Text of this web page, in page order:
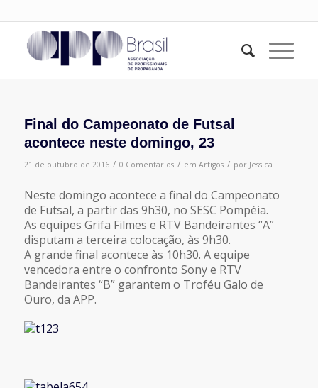
Final do Campeonato de Futsal
acontece neste domingo, 23
21 de outubro de 2016 / 0 Comentários / em Artigos / por Jessica
Neste domingo acontece a final do Campeonato
de Futsal, a partir das 9h30, no SESC Pompéia.
As equipes Grifa Filmes e RTV Bandeirantes “A”
disputam a terceira colocação, às 9h30.
A grande final acontece às 10h30. A equipe
vencedora entre o confronto Sony e RTV
Bandeirantes “B” garantem o Troféu Galo de
Ouro, da APP.